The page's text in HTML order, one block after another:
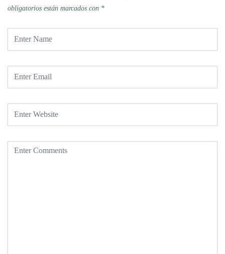
obligatorios están marcados con *